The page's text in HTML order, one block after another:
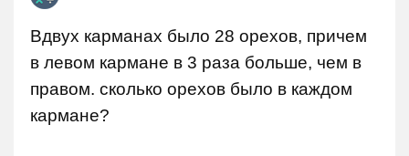
Вдвух карманах было 28 орехов, причем
в левом кармане в 3 раза больше, чем в
правом. сколько орехов было в каждом
кармане?